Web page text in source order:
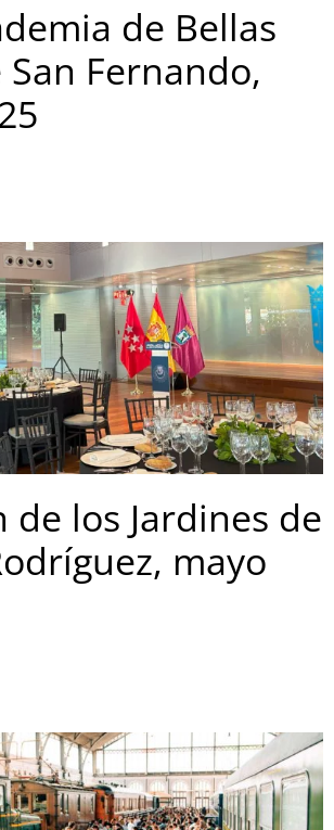
de Bellas
Fernando,
de los Jardines de
mayo